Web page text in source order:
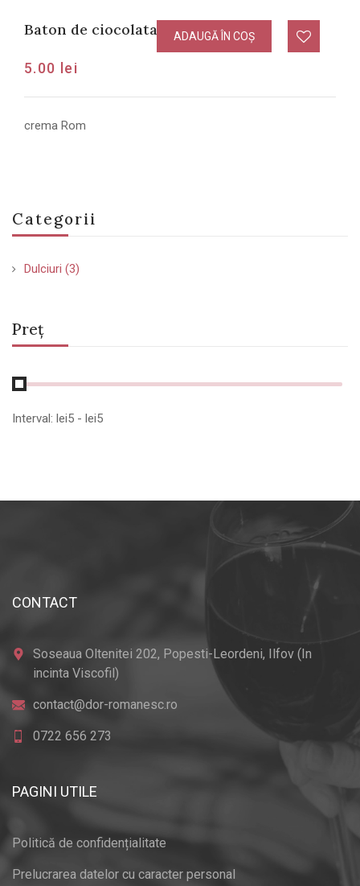
Categorii
Dulciuri (3)
Preț
Interval: lei5 - lei5
Baton de ciocolata cu crema Rom
5.00 lei
ADAUGĂ ÎN COȘ
crema Rom
CONTACT
Soseaua Oltenitei 202, Popesti-Leordeni, Ilfov (In
incinta Viscofil)
contact@dor-romanesc.ro
0722 656 273
PAGINI UTILE
Politică de confidențialitate
Prelucrarea datelor cu caracter personal